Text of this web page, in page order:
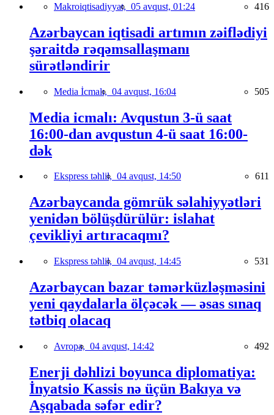
Makroiqtisadiyyat, 05 avqust, 01:24 416
Azərbaycan iqtisadi artımın zəiflədiyi
şəraitdə rəqəmsallaşmanı
sürətləndirir
Media İcmalı, 04 avqust, 16:04 505
Media icmalı: Avqustun 3-ü saat
16:00-dan avqustun 4-ü saat 16:00-
dək
Ekspress təhlil, 04 avqust, 14:50 611
Azərbaycanda gömrük səlahiyyətləri
yenidən bölüşdürülür: islahat
çevikliyi artıracaqmı?
Ekspress təhlil, 04 avqust, 14:45 531
Azərbaycan bazar təmərküzləşməsini
yeni qaydalarla ölçəcək — əsas sınaq
tətbiq olacaq
Avropa, 04 avqust, 14:42 492
Enerji dəhlizi boyunca diplomatiya:
İnyatsio Kassis nə üçün Bakıya və
Aşqabada səfər edir?